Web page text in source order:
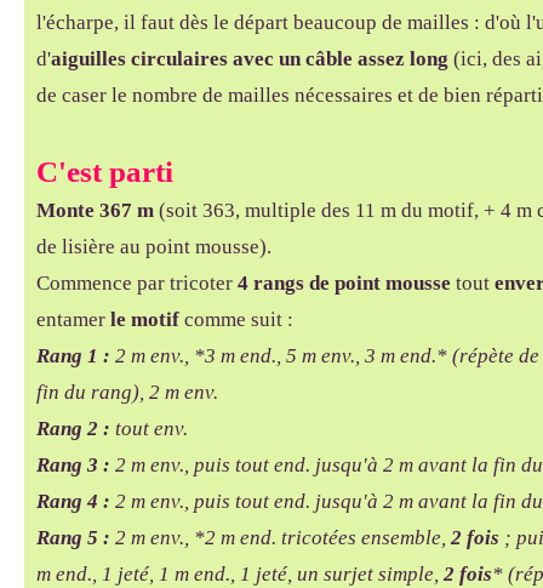
l'écharpe, il faut dès le départ beaucoup de mailles : d'où
d'aiguilles circulaires avec un câble assez long (ici, des
de caser le nombre de mailles nécessaires et de bien
C'est parti
Monte 367 m (soit 363, multiple des 11 m du motif, + 4 m
de lisière au point mousse).
Commence par tricoter 4 rangs de point mousse tout
entamer le motif comme suit :
Rang 1 : 2 m env., *3 m end., 5 m env., 3 m end.* (répète
fin du rang), 2 m env.
Rang 2 : tout env.
Rang 3 : 2 m env., puis tout end. jusqu'à 2 m avant la fin
Rang 4 : 2 m env., puis tout end. jusqu'à 2 m avant la fin
Rang 5 : 2 m env., *2 m end. tricotées ensemble,2 fois ;
m end., 1 jeté, 1 m end., 1 jeté, un surjet simple,2 fois*